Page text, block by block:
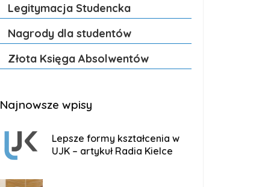
Legitymacja Studencka
Nagrody dla studentów
Złota Księga Absolwentów
Najnowsze wpisy
Lepsze formy kształcenia w
UJK – artykuł Radia Kielce